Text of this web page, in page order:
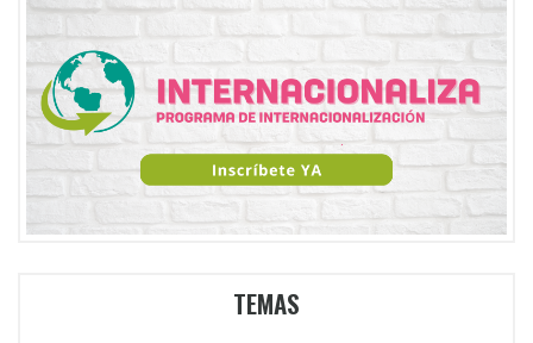
TEMAS